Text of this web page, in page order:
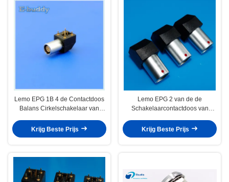
Lemo EPG 1B 4 de Contactdoos
Balans Cirkelschakelaar van
Opzettende Gebruiken
Krijg Beste Prijs
Lemo EPG 2 van de de
Schakelaarcontactdoos van
Gedrukte Kring de
Raadsschakelaar 90 Graad
Krijg Beste Prijs